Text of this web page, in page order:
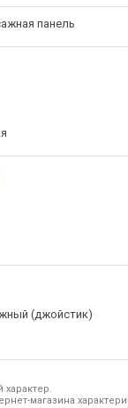
панель
(джойстик)
магазина